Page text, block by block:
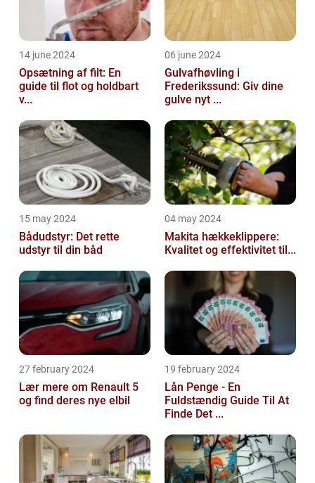
14 june 2024
Opsætning af filt: En
guide til flot og holdbart
v...
06 june 2024
Gulvafhøvling i
Frederikssund: Giv dine
gulve nyt ...
15 may 2024
Bådudstyr: Det rette
udstyr til din båd
04 may 2024
Makita hækkeklippere:
Kvalitet og effektivitet til...
27 february 2024
Lær mere om Renault 5
og find deres nye elbil
19 february 2024
Lån Penge - En
Fuldstændig Guide Til At
Finde Det ...